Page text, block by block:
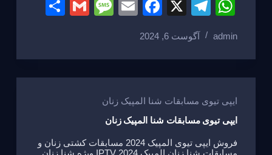
W
at
s
A
p
p
T
e
gr
a
m
X
F
c
e
b
o
o
k
E
M
a
g
G
e
admin آگوست 6, 2024
ایپی تیوی مسابقات شنا المپیک زنان
ایپی تیوی مسابقات شنا المپیک زنان
فروش ایپی تیوی المپیک 2024 مسابقات کشتی زنان و